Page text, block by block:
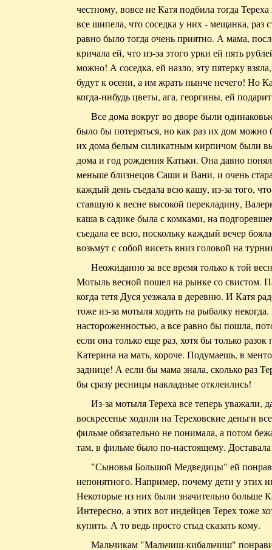
честному, вовсе не Катя подбила тогда
все шипела, что соседка у них - мещанка, раз
равно было тогда очень приятно. А мама,
кричала ей, что из-за этого урки ей пять
можно! А соседка, ей назло, эту пятерку
будут к осени, а им жрать нынче нечего! Но
когда-нибудь цветы, ага, георгины, ей
Все дома вокруг во дворе были
было бы потеряться, но как раз их дом
их дома белым силикатным кирпичом были
дома и год рождения Катьки. Она давно
меньше близнецов Саши и Вани, и очень
каждый день съедала всю кашу, из-за того,
ставшую к весне высокой перекладину,
каша в садике была с комками, на
съедала ее всю, поскольку каждый вечер
возьмут с собой висеть вниз головой на
Неожиданно за все время только к той
Мотыль весной пошел на рынке со свистом.
когда тетя Дуся уезжала в деревню. И Катя
тоже из-за мотыля ходить на рыбалку
настороженностью, а все равно бы пошла,
если она только еще раз, хотя бы только
Катерина на мать, короче. Подумаешь, в
заднице! А если бы мама знала, сколько раз
бы сразу ресницы накладные отклеились!
Из-за мотыля Тереха все теперь уважали,
воскресенье ходили на Тереховские деньги
фильме обязательно не понимала, а потом
там, в фильме было по-настоящему. Доставала
"Сыновья Большой Медведицы" ей
непонятного. Например, почему дети у этих
Некоторые из них были значительно больше
Интересно, а этих вот индейцев Терех тоже
купить. А то ведь просто стыд сказать кому.
Мальчикам "Мальчиш-кибальчиш"